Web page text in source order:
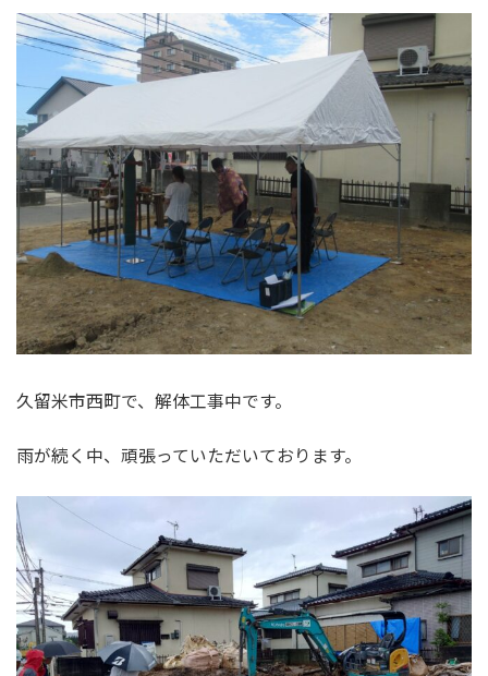
久留米市西町で、解体工事中です。
雨が続く中、頑張っていただいております。